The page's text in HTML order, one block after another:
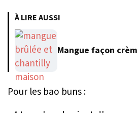
À LIRE AUSSI
Mangue façon
Pour les bao buns :